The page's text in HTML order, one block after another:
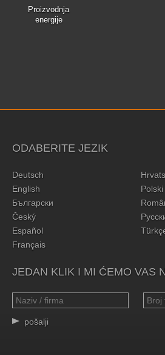
Proizvodnja
energije
ODABERITE JEZIK
Deutsch
English
Български
Český
Español
Français
Polski
JEDAN KLIK I MI ĆEMO VAS
pošalji